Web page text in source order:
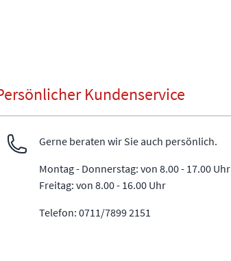
Kundenservice
Gerne beraten wir Sie auch persönlich.
Montag - Donnerstag: von 8.00 - 17.00 Uhr
Freitag: von 8.00 - 16.00 Uhr
Telefon: 0711/7899 2151